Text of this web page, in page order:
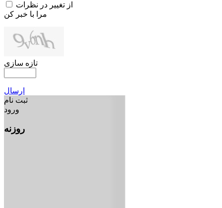
از تغییر در نظرات
مرا با خبر کن
تازه سازی
ارسال
ثبت نام
ورود
روزنه